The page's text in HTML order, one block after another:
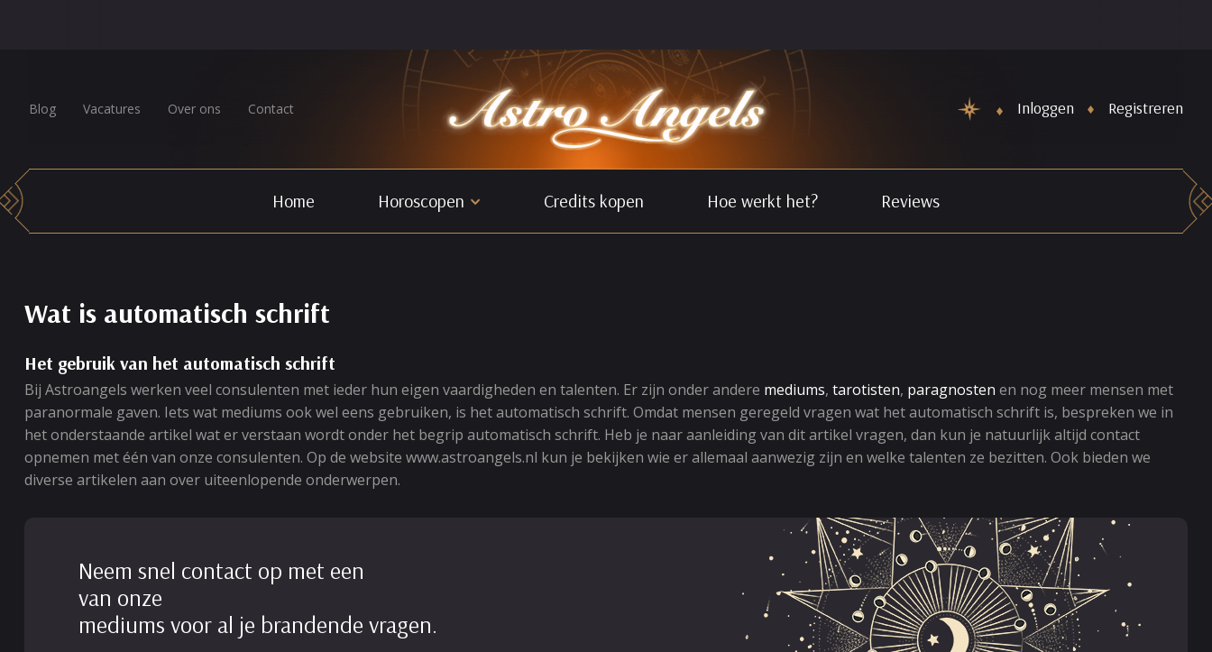
Blog Vacatures Over ons Contact Inloggen Registreren
Home Horoscopen Credits kopen Hoe werkt het? Reviews
Wat is automatisch schrift
Het gebruik van het automatisch schrift
Bij Astroangels werken veel consulenten met ieder hun eigen vaardigheden en talenten. Er zijn onder andere mediums, tarotisten, paragnosten en nog meer mensen met
paranormale gaven. Iets wat mediums ook wel eens gebruiken, is het automatisch schrift. Omdat mensen geregeld vragen wat het automatisch schrift is, bespreken we in
het onderstaande artikel wat er verstaan wordt onder het begrip automatisch schrift. Heb je naar aanleiding van dit artikel vragen, dan kun je natuurlijk altijd contact
opnemen met één van onze consulenten. Op de website www.astroangels.nl kun je bekijken wie er allemaal aanwezig zijn en welke talenten ze bezitten. Ook bieden we
diverse artikelen aan over uiteenlopende onderwerpen.
Neem snel contact op met een
van onze
mediums voor al je brandende vragen.